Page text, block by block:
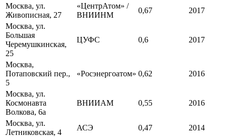
Москва, ул.
Живописная, 27
«ЦентрАтом» /
ВНИИНМ
0,67
2017
Москва, ул.
Большая
Черемушкинская,
25
ЦУФС 0,6 2017
Москва,
Потаповский пер.,
5
«Росэнергоатом» 0,62 2016
Москва, ул.
Космонавта
Волкова, 6а
ВНИИАМ 0,55 2016
Москва, ул.
Летниковская, 4
АСЭ 0,47
2014